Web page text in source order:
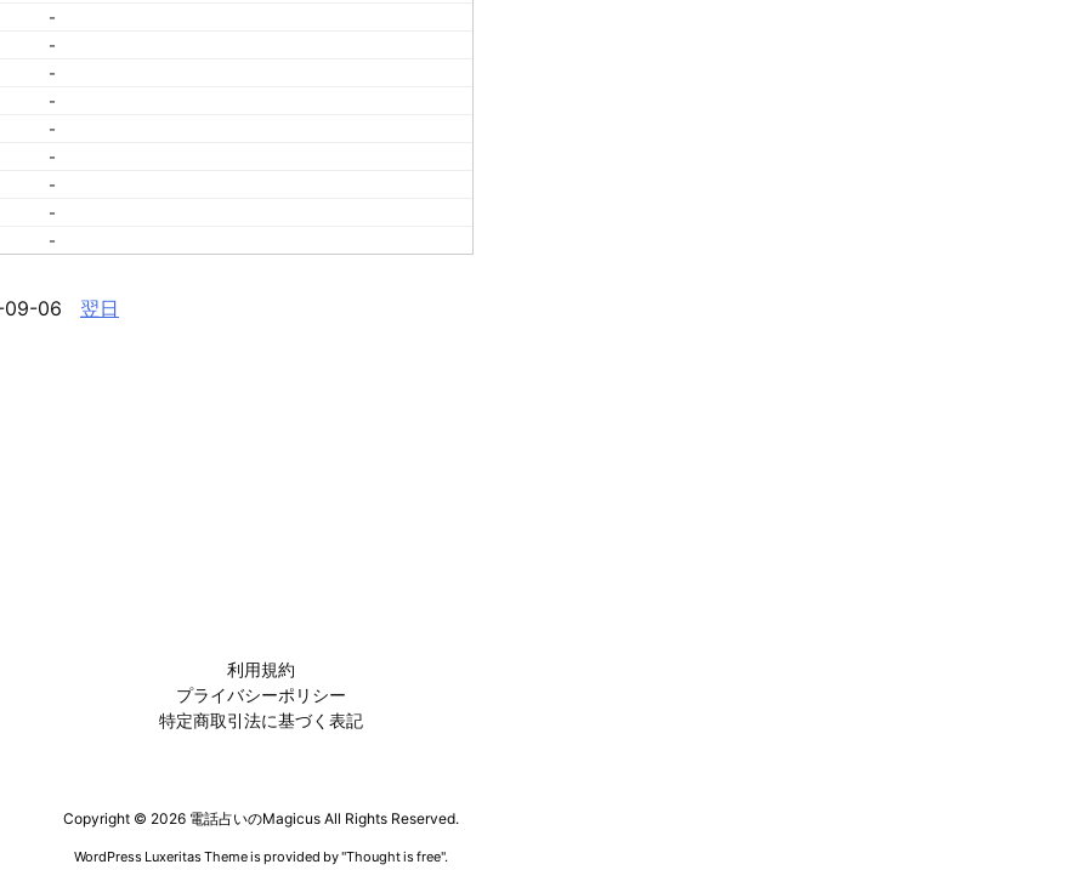
-
-
-
-
-
-
-
-
-
06 翌日
利用規約
プライバシーポリシー
特定商取引法に基づく表記
Copyright © 2026 電話占いのMagicus All Rights Reserved.
WordPress Luxeritas Theme is provided by "Thought is free".